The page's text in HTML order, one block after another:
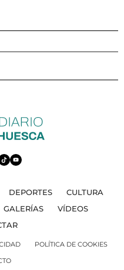
DEPORTES
CULTURA
GALERÍAS
VÍDEOS
POLÍTICA DE COOKIES